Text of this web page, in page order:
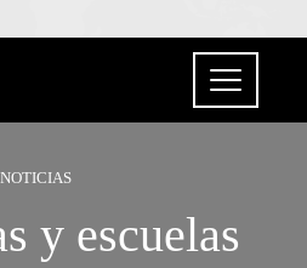
NOTICIAS
y escuelas